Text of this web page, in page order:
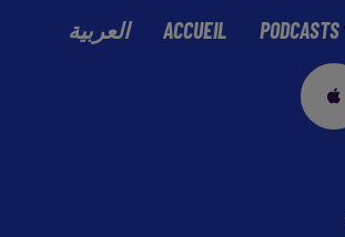
العربية ACCUEIL PODCASTS